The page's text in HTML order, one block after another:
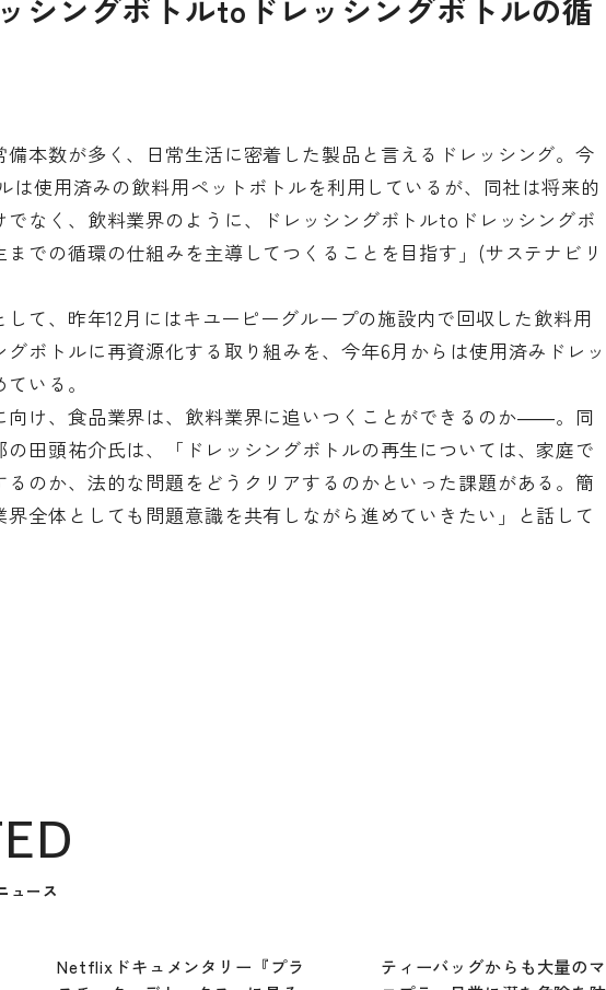
シングボトルtoドレッシングボトルの循
本数が多く、日常生活に密着した製品と言えるドレッシング。今
は使用済みの飲料用ペットボトルを利用しているが、同社は将来的
でなく、飲料業界のように、ドレッシングボトルtoドレッシングボ
までの循環の仕組みを主導してつくることを目指す」(サステナビリ
して、昨年12月にはキユーピーグループの施設内で回収した飲料用
ボトルに再資源化する取り組みを、今年6月からは使用済みドレッ
いる。
向け、食品業界は、飲料業界に追いつくことができるのか――。同
田頭祐介氏は、「ドレッシングボトルの再生については、家庭で
のか、法的な問題をどうクリアするのかといった課題がある。簡
全体としても問題意識を共有しながら進めていきたい」と話して
ュース
Netflixドキュメンタリー『プラ
ティーバッグからも大量の